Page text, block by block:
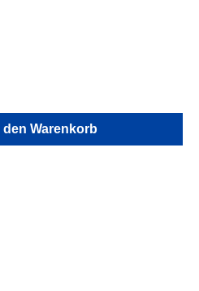
Wert ein
den Warenkorb